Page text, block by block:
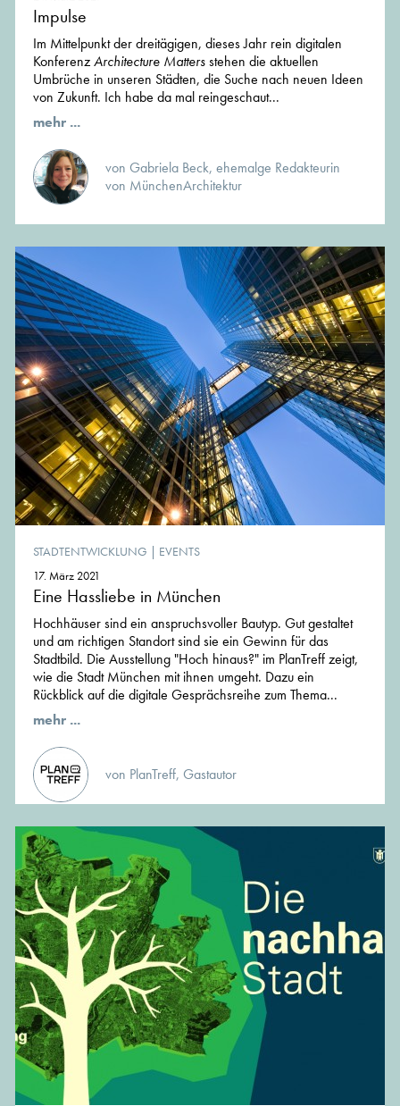
Impulse
Im Mittelpunkt der dreitägigen, dieses Jahr rein digitalen
KonferenzArchitecture Mattersstehen die aktuellen
Umbrüche in unseren Städten, die Suche nach neuen Ideen
von Zukunft. Ich habe da mal reingeschaut...
mehr ...
von Gabriela Beck, ehemalge Redakteurin
von MünchenArchitektur
STADTENTWICKLUNG | EVENTS
17. März 2021
Eine Hassliebe in München
Hochhäuser sind ein anspruchsvoller Bautyp. Gut gestaltet
und am richtigen Standort sind sie ein Gewinn für das
Stadtbild. Die Ausstellung "Hoch hinaus?" im PlanTreff zeigt,
wie die Stadt München mit ihnen umgeht. Dazu ein
Rückblick auf die digitale Gesprächsreihe zum Thema...
mehr ...
von PlanTreff, Gastautor